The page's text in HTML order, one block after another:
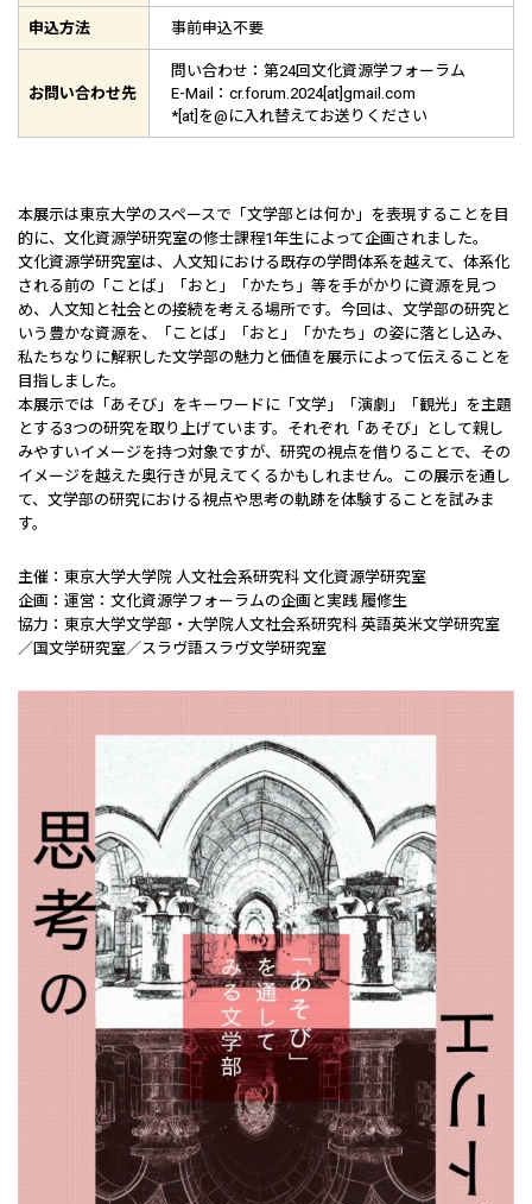
申込方法 事前申込不要
お問い合わせ先
問い合わせ：第24回文化資源学フォーラム
E-Mail：cr.forum.2024[at]gmail.com
*[at]を@に入れ替えてお送りください
本展示は東京大学のスペースで「文学部とは何か」を表現することを目
的に、文化資源学研究室の修士課程1年生によって企画されました。
文化資源学研究室は、人文知における既存の学問体系を越えて、体系化
される前の「ことば」「おと」「かたち」等を手がかりに資源を見つ
め、人文知と社会との接続を考える場所です。今回は、文学部の研究と
いう豊かな資源を、「ことば」「おと」「かたち」の姿に落とし込み、
私たちなりに解釈した文学部の魅力と価値を展示によって伝えることを
目指しました。
本展示では「あそび」をキーワードに「文学」「演劇」「観光」を主題
とする3つの研究を取り上げています。それぞれ「あそび」として親し
みやすいイメージを持つ対象ですが、研究の視点を借りることで、その
イメージを越えた奥行きが見えてくるかもしれません。この展示を通し
て、文学部の研究における視点や思考の軌跡を体験することを試みま
す。
主催：東京大学大学院 人文社会系研究科 文化資源学研究室
企画：運営：文化資源学フォーラムの企画と実践 履修生
協力：東京大学文学部・大学院人文社会系研究科 英語英米文学研究室
／国文学研究室／スラヴ語スラヴ文学研究室